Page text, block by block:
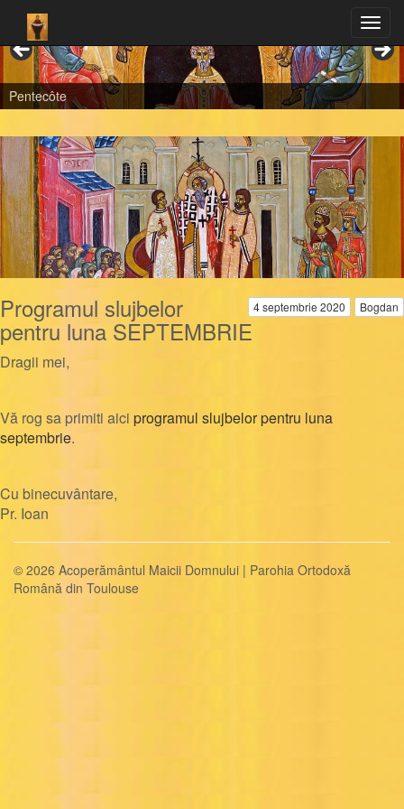
Pentecôte
4 septembrie 2020 Bogdan
Programul slujbelor
pentru luna SEPTEMBRIE
Dragii mei,
Vă rog sa primiti aici programul slujbelor pentru luna
septembrie.
Cu binecuvântare,
Pr. Ioan
© 2026 Acoperământul Maicii Domnului | Parohia Ortodoxă
Română din Toulouse